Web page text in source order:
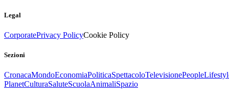
Legal
CorporatePrivacy PolicyCookie Policy
Sezioni
CronacaMondoEconomiaPoliticaSpettacoloTelevisionePeople
PlanetCulturaSaluteScuolaAnimaliSpazio